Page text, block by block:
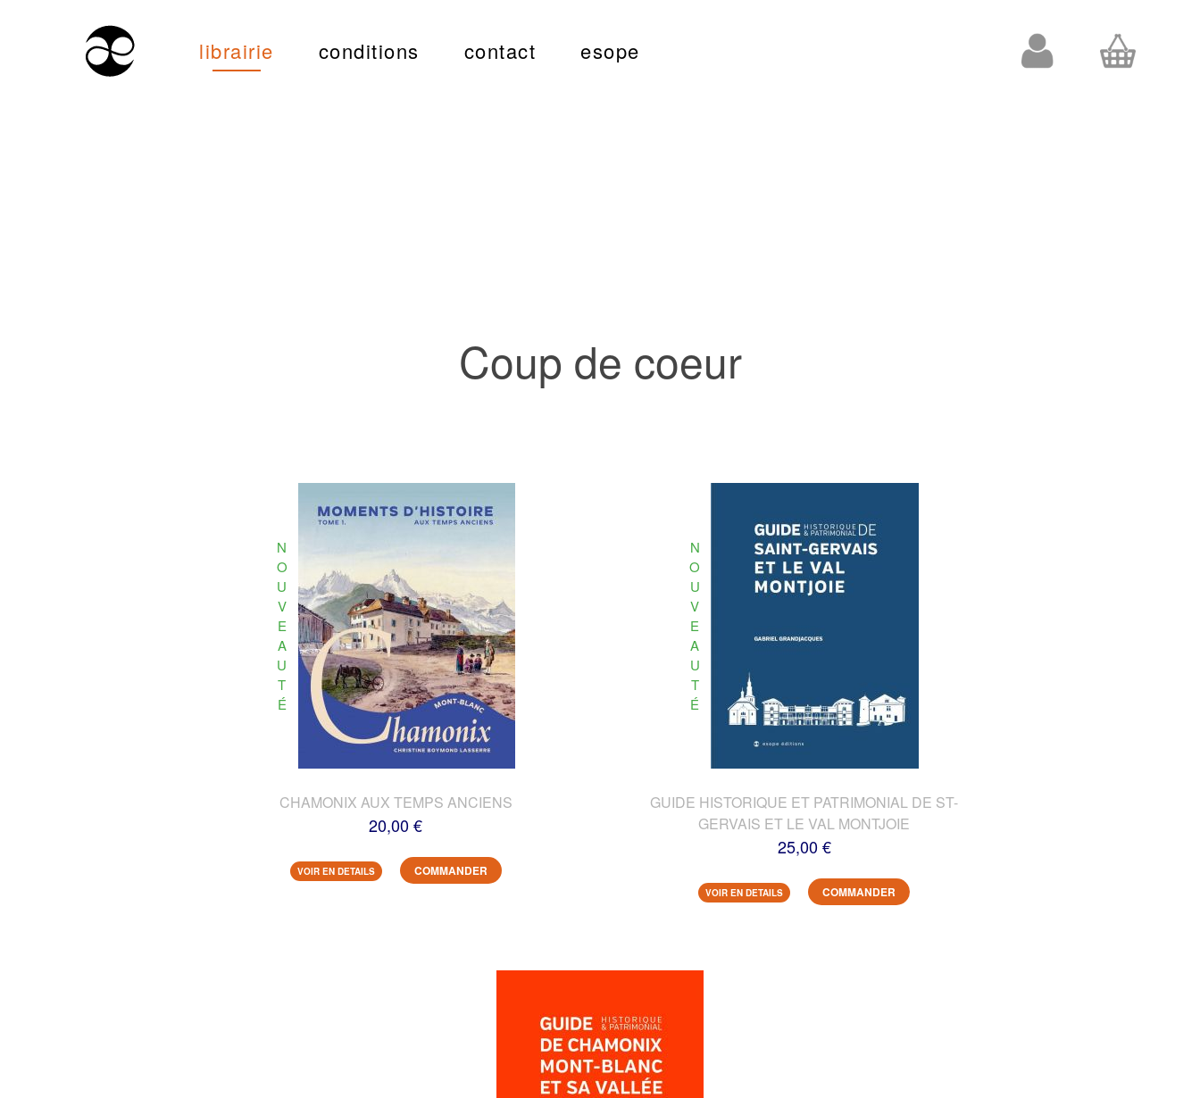
librairie conditions contact esope
Coup de coeur
N
O
U
V
E
A
U
T
É
CHAMONIX AUX TEMPS ANCIENS
20,00 €
VOIR EN DETAILS COMMANDER
N
O
U
V
E
A
U
T
É
GUIDE HISTORIQUE ET PATRIMONIAL DE ST-
GERVAIS ET LE VAL MONTJOIE
25,00 €
VOIR EN DETAILS COMMANDER